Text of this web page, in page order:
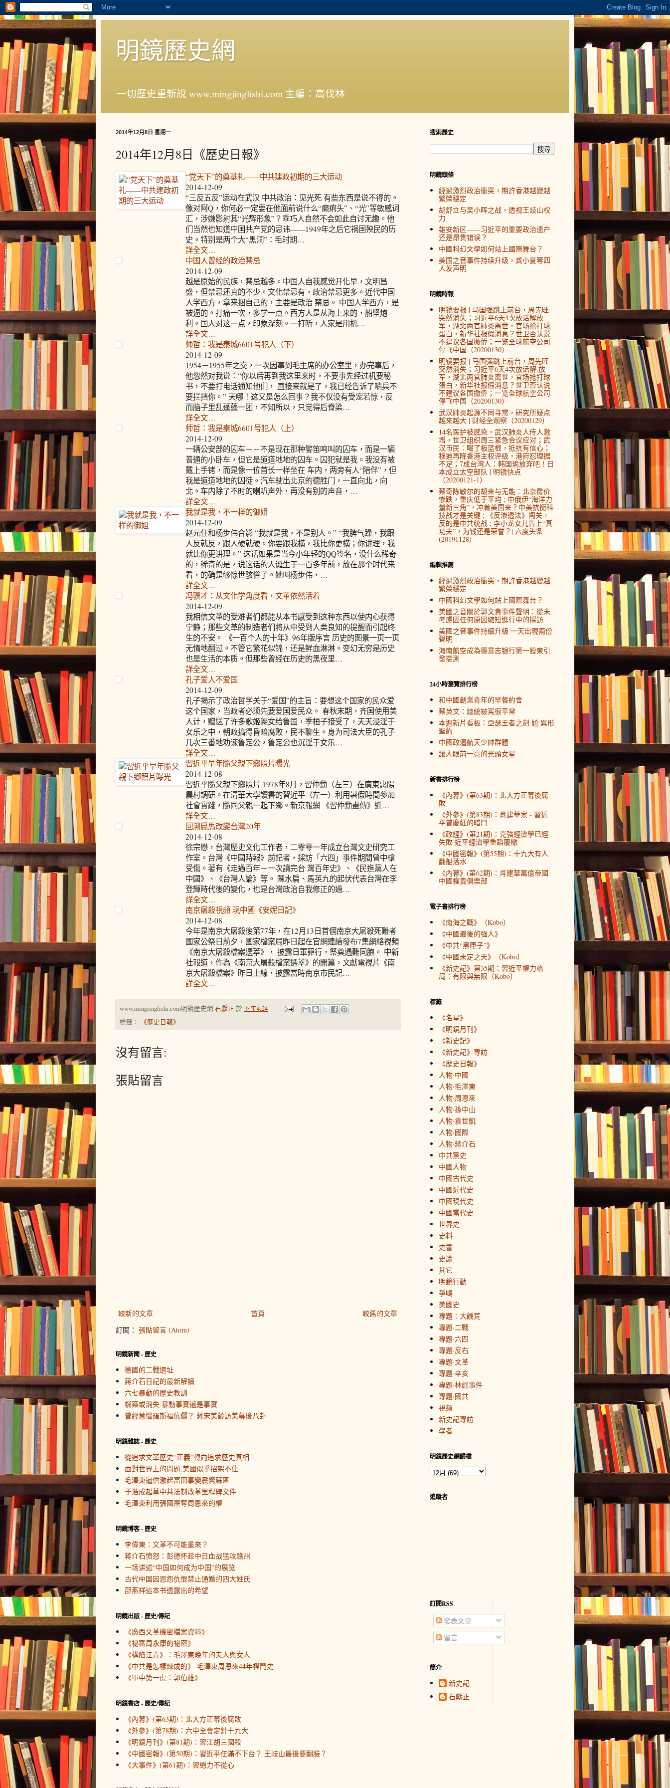
明鏡歷史網
一切歷史重新說 www.mingjinglishi.com 主編：高伐林
2014年12月8日 星期一
2014年12月8日《歷史日報》
“党天下”的奠基礼——中共建政初期的三大运动
2014-12-09
“三反五反”运动在武汉 中共政治：见光死 有些东西是说不得的。
像对阿Q，你何必一定要在他面前说什么“癞痢头”、“光”等敏感词
汇，涉嫌影射其“光辉形象”？乖巧人自然不会如此自讨无趣。他
们当然也知道中国共产党的忌讳——1949年之后它祸国殃民的历
史。特别是两个大“黑洞”：毛时期…
詳全文…
中国人曾经的政治禁忌
2014-12-09
越是原始的民族，禁忌越多。中国人自我感觉开化早，文明昌
盛，但禁忌还真的不少。文化禁忌有，政治禁忌更多。近代中国
人学西方，拿来捆自己的，主要是政治 禁忌。 中国人学西方，是
被逼的。打痛一次，多学一点。西方人是从海上来的，船坚炮
利。国人对这一点，印象深刻。一打听，人家是用机…
詳全文…
师哲：我是秦城6601号犯人（下）
2014-12-09
1954－1955年之交，一次因事到毛主席的办公室里，办完事后，
他忽然对我说：“你以后再到我这里来时，不要事先经过机要秘
书，不要打电话通知他们， 直接来就是了，我已经告诉了哨兵不
要拦挡你。” 天哪！这又是怎么回事？我不仅没有受宠若惊，反
而脑子里乱蓬蓬一团，不知所以，只觉得后脊梁…
詳全文…
师哲：我是秦城6601号犯人（上）
2014-12-09
一辆公安部的囚车－－不是现在那种警笛鸣叫的囚车，而是一辆
普通的小卧车，但它是道道地地的囚车。囚犯就是我。我没有被
戴上手铐，而是像一位首长一样坐在 车内，两旁有人“陪伴”，但
我是道道地地的囚徒。汽车驶出北京的德胜门，一直向北，向
北。车内除了不时的喇叭声外，再没有别的声音，…
詳全文…
我就是我，不一样的御姐
2014-12-09
赵元任和杨步伟合影 “我就是我，不是别人。” “我脾气躁，我跟
人反就反，跟人硬就硬。你要跟我横，我比你更横；你讲理，我
就比你更讲理。” 这话如果是当今小年轻的QQ签名，没什么稀奇
的，稀奇的是，说这话的人诞生于一百多年前，放在那个时代来
看，的确是够惊世骇俗了。她叫杨步伟，…
詳全文…
冯骥才：从文化学角度看，文革依然活着
2014-12-09
我相信文革的受难者们都能从本书感受到这种东西以使内心获得
宁静；那些文革的制造者们将从中受到人类良知的提醒而引起终
生的不安。 《一百个人的十年》96年版序言 历史的图景一页一页
无情地翻过。不管它繁花似锦，还是鲜血淋淋。变幻无穷是历史
也是生活的本质。但那些曾经在历史的黑夜里…
詳全文…
孔子爱人不爱国
2014-12-09
孔子揭示了政治哲学关于“爱国”的主旨：要想这个国家的民众爱
这个国家，当政者必须先要爱国爱民众。 春秋末期，齐国使用美
人计，赠送了许多歌姬舞女给鲁国，季桓子接受了，天天浸淫于
女乐之中，朝政搞得昏暗腐败，民不聊生。身为司法大臣的孔子
几次三番地劝谏鲁定公，鲁定公也沉淫于女乐…
詳全文…
習近平早年隨父親下鄉照片曝光
2014-12-08
習近平隨父親下鄉照片 1978年8月，習仲勳（左三）在廣東惠陽
農村調研。在清華大學讀書的習近平（左一）利用暑假時間參加
社會實踐，隨同父親一起下鄉。新京報網 《習仲勳畫傳》近…
詳全文…
回溯扁馬改變台灣20年
2014-12-08
徐宗懋，台灣歷史文化工作者，二零零一年成立台灣文史研究工
作室。台灣《中國時報》前記者，採訪「六四」事件期間曾中槍
受傷。著有《走過百年－一次讀完台 灣百年史》、《民進黨人在
中國》、《台灣人論》等。 陳水扁、馬英九的起伏代表台灣在李
登輝時代後的變化，也是台灣政治自我修正的過…
詳全文…
南京屠殺視頻 現中國《安妮日記》
2014-12-08
今年是南京大屠殺後第77年，在12月13日首個南京大屠殺死難者
國家公祭日前夕，國家檔案局昨日起在官網連續發布7集網絡視頻
《南京大屠殺檔案選萃》， 披露日軍罪行，祭奠遇難同胞。 中新
社報道，作為《南京大屠殺檔案選萃》的開篇，文獻電視片《南
京大屠殺檔案》昨日上線，披露當時南京市民記…
詳全文…
www.mingjinglishi.com明鏡歷史網 石獻正 於 下午4:24
標籤：
《歷史日報》
沒有留言:
張貼留言
較新的文章 較舊的文章
首頁
訂閱： 張貼留言 (Atom)
明鏡新聞 - 歷史
德國的二戰遺址
蔣介石日記的最新解讀
六七暴動的歷史教訓
檔案或消失 暴動事實還是事實
曾經惹惱羅斯福伉儷？ 蔣宋美齡訪美幕後八卦
明鏡雜誌 - 歷史
從追求文革歷史“正義”轉向追求歷史真相
面對世界上的問題,美國似乎招架不住
毛澤東逼供激起富田事變震驚蘇區
于浩成起草中共法制改革里程碑文件
毛澤東利用張國燾奪周恩來的權
明鏡博客 - 歷史
李偉東：文革不可能重來？
蒋介石愤怒：彭德怀趁中日血战猛攻赣州
一场讲述“中国如何成为中国”的展览
古代中国因恩怨仇恨禁止通婚的四大姓氏
邵燕祥這本书透露出的希望
明鏡出版 - 歷史/傳記
《廣西文革機密檔案資料》
《祕審周永康的祕密》
《構陷江青》：毛澤東晚年的夫人與女人
《中共是怎樣煉成的》-毛澤東周恩來44年權鬥史
《軍中第一虎：郭伯雄》
明鏡書店 - 歷史/傳記
《內幕》(第63期)：北大方正幕後腐敗
《外參》(第78期)：六中全會定針十九大
《明鏡月刊》(第81期)：習江胡三國殺
《中國密報》(第50期)：習近平任滿不下台？ 王岐山最後要翻臉？
《大事件》(第61期)：習總力不從心
搜索歷史
明鏡頭條
經過激烈政治衝突，期許香港越變越
繁榮穩定
胡舒立与吴小晖之战，透视王岐山权
力
雄安新区——习近平的重要政治遗产
还是昂贵错误？
中國科幻文學如何站上國際舞台？
美国之音事件持续升级，龚小夏等四
人发声明
明鏡時報
明镜要报 | 马国强跳上前台，周先旺
突然消失；习近平6天4次放话解放
军，湖北两官肺炎离世，官场抢打球
蛋白，新华社报假消息？世卫否认说
不建议各国撤侨；一览全球航空公司
停飞中国（20200130）
明镜要报 | 马国强跳上前台，周先旺
突然消失；习近平6天4次放话解.放
军，湖北两官肺炎离世，官场抢打球
蛋白，新华社报假消息？世卫否认说
不建议各国撤侨；一览全球航空公司
停飞中国（20200130）
武汉肺炎起源不同寻常，研究所疑点
越来越大 | 财经全观察（20200129）
14名医护被感染，武汉肺炎人传人激
增，世卫组织周三紧急会议应对；武
汉市民：喝了板蓝根，抵抗有信心；
穆迪再降香港主权评级，港府怼理据
不足；7成台湾人：韩国瑜放弃吧！日
本成立太空部队 | 明镜快点
（20200121-1）
蔡奇陈敏尔的胡来与无能：北京房价
惨跌，重庆低于平均 ; 中俄伊“海洋力
量新三角”，冲着美国来？中美抗衡科
技战才是关键 ; 《反渗透法》闯关，
反的是中共统战 ; 李小龙女儿告上“真
功夫”，为钱还是荣誉？| 六度头条
(20191128)
編輯推薦
經過激烈政治衝突，期許香港越變越
繁榮穩定
中國科幻文學如何站上國際舞台？
美國之音關於郭文貴事件聲明：從未
考慮因任何原因縮短進行中的採訪
美國之音事件持續升級 一天出現兩份
聲明
海南航空成為德意志银行第一股東引
發揣測
24小時瀏覽排行榜
和中國創業青年的早餐約會
蔡英文：總統被罵很平常
本週新片看板：亞瑟王者之劍 尬 異形
聖約
中國政壇航天少帥群體
讓人眼前一亮的光頭女星
新書排行榜
《內幕》(第63期)：北大方正幕後腐
敗
《外參》(第83期)：肖建華案 - 習近
平曾慶紅的暗鬥
《政經》(第21期)：克強經濟學已經
失敗 近平經濟學重蹈覆轍
《中國密報》(第55期)：十九大有人
翻船落水
《內幕》(第62期)：肖建華萬億帝國
中國權貴俱樂部
電子書排行榜
《南海之戰》（Kobo）
《中國最後的強人》
《中共“黑匣子”》
《中國未定之天》（Kobo）
《新史記》第35期：習近平權力格
局：有限與無限（Kobo）
標籤
《名星》
《明鏡月刊》
《新史記》
《新史記》專訪
《歷史日報》
人物·中國
人物·毛澤東
人物·周恩來
人物·孫中山
人物·袁世凱
人物·國際
人物·蔣介石
中共黨史
中國人物
中國古代史
中國近代史
中國現代史
中國當代史
世界史
史料
史書
史論
其它
明鏡行動
爭鳴
美國史
專題：大饑荒
專題·二戰
專題·六四
專題·反右
專題·文革
專題·辛亥
專題·林彪事件
專題·國共
視頻
新史記專訪
學者
明鏡歷史網歸檔
追蹤者
訂閱RSS
發表文章
留言
簡介
新史記
石獻正